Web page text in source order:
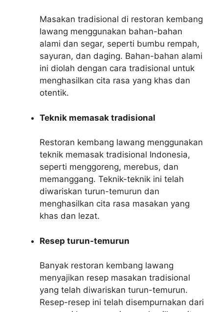
Masakan tradisional di restoran kembang
lawang menggunakan bahan-bahan
alami dan segar, seperti bumbu rempah,
sayuran, dan daging. Bahan-bahan alami
ini diolah dengan cara tradisional untuk
menghasilkan cita rasa yang khas dan
otentik.
Teknik memasak tradisional
Restoran kembang lawang menggunakan
teknik memasak tradisional Indonesia,
seperti menggoreng, merebus, dan
memanggang. Teknik-teknik ini telah
diwariskan turun-temurun dan
menghasilkan cita rasa masakan yang
khas dan lezat.
Resep turun-temurun
Banyak restoran kembang lawang
menyajikan resep masakan tradisional
yang telah diwariskan turun-temurun.
Resep-resep ini telah disempurnakan dari